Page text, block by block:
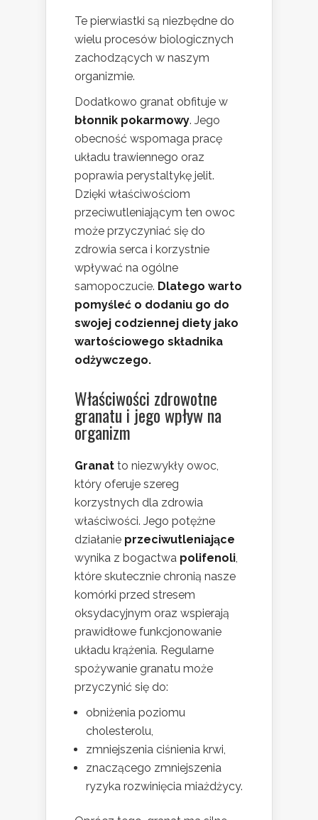
Te pierwiastki są niezbędne do
wielu procesów biologicznych
zachodzących w naszym
organizmie.
Dodatkowo granat obfituje w
błonnik pokarmowy. Jego
obecność wspomaga pracę
układu trawiennego oraz
poprawia perystaltykę jelit.
Dzięki właściwościom
przeciwutleniającym ten owoc
może przyczyniać się do
zdrowia serca i korzystnie
wpływać na ogólne
samopoczucie. Dlatego warto
pomyśleć o dodaniu go do
swojej codziennej diety jako
wartościowego składnika
odżywczego.
Właściwości zdrowotne
granatu i jego wpływ na
organizm
Granat to niezwykły owoc,
który oferuje szereg
korzystnych dla zdrowia
właściwości. Jego potężne
działanie przeciwutleniające
wynika z bogactwa polifenoli,
które skutecznie chronią nasze
komórki przed stresem
oksydacyjnym oraz wspierają
prawidłowe funkcjonowanie
układu krążenia. Regularne
spożywanie granatu może
przyczynić się do:
obniżenia poziomu
cholesterolu,
zmniejszenia ciśnienia krwi,
znaczącego zmniejszenia
ryzyka rozwinięcia miażdżycy.